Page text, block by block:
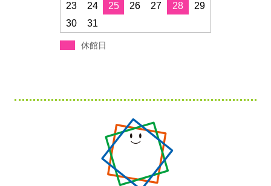
23
24 25 26 27 28
29
30
31
休館日